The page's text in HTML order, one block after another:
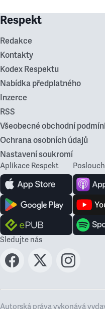
Respekt
Redakce
Kontakty
Kodex Respektu
Nabídka předplatného
Inzerce
RSS
Všeobecné obchodní
Ochrana osobních údajů
Nastavení soukromí
Aplikace Respekt
Sledujte nás
Autorská práva vykonává